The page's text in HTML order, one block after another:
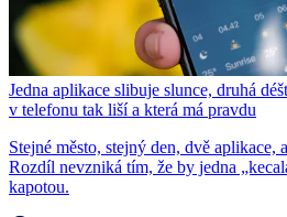
Jedna aplikace slibuje slunce, druhá
v telefonu tak liší a která má pravdu
Stejné město, stejný den, dvě aplikace,
Rozdíl nevzniká tím, že by jedna
kapotou.